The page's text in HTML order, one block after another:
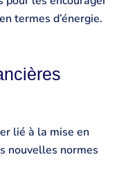
termes d’énergie.
lié à la mise en
nouvelles normes